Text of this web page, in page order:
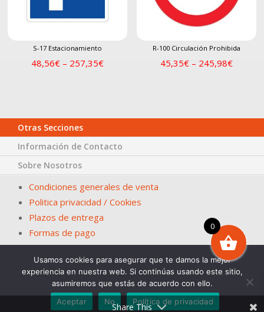
S-17 Estacionamiento
48,56€ – 257,35€
R-100 Circulación Prohibida
45,35€– 245,98€
Otras Secciones
Información de Contacto
Sobre Nosotros
Condiciones generales de venta
Politica privacidad / Cookies
Plazos de entrega
Formas de pago
© Papelería San Fernando – La Casa del Ayuntamiento. En
Sevilla desde 1983
Diseña. 2Grcolor.com
Share This
0
Usamos cookies para asegurar que te damos la mejor
experiencia en nuestra web. Si continúas usando este sitio,
asumiremos que estás de acuerdo con ello.
Aceptar
No Política de privacidad